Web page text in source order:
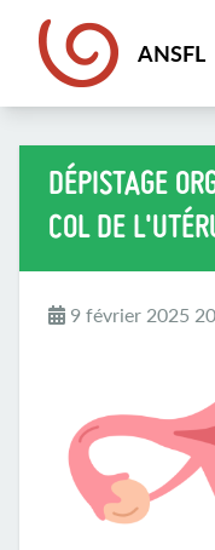
ANSFL
DÉPISTAGE
COL DE
9 février 2025